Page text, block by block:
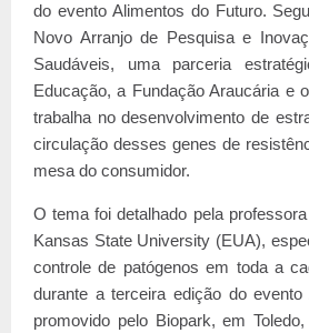
do evento Alimentos do Futuro.
Novo Arranjo de Pesquisa e
Saudáveis, uma parceria
Educação, a Fundação Araucária e
trabalha no desenvolvimento de
circulação desses genes de
mesa do consumidor.
O tema foi detalhado pela
Kansas State University (EUA),
controle de patógenos em toda a
durante a terceira edição do evento
promovido pelo Biopark, em